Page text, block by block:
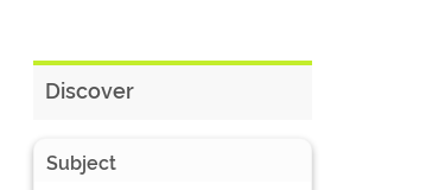
Discover
Subject